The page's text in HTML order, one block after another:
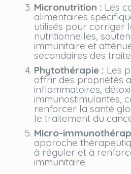
Micronutrition : Les
alimentaires
utilisés pour corriger
nutritionnelles,
immunitaire et
secondaires des
Phytothérapie : Les
offrir des propriétés
inflammatoires,
immunostimulantes,
renforcer la santé
le traitement du
Micro-
approche
à réguler et à
immunitaire.